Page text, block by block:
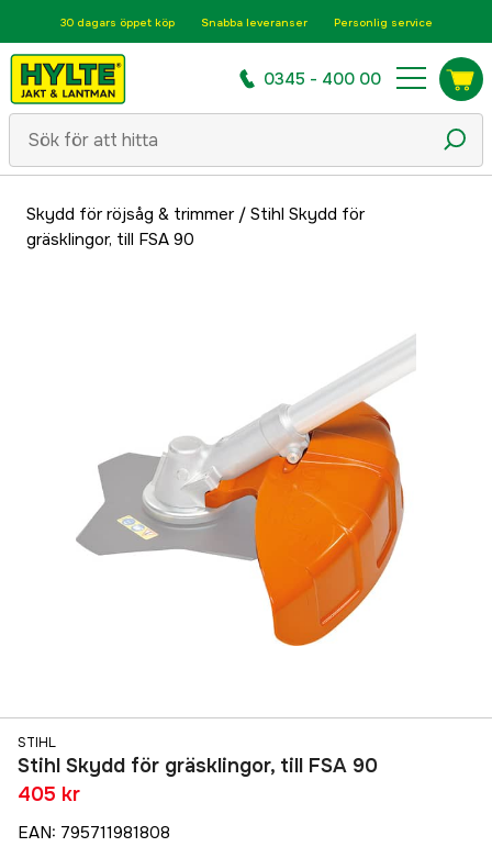
30 dagars öppet köp Snabba leveranser Personlig service
0345 - 400 00
Skydd för röjsåg & trimmer/ Stihl Skydd för
gräsklingor, till FSA 90
STIHL
Stihl Skydd för gräsklingor, till FSA 90
405 kr
EAN: 795711981808